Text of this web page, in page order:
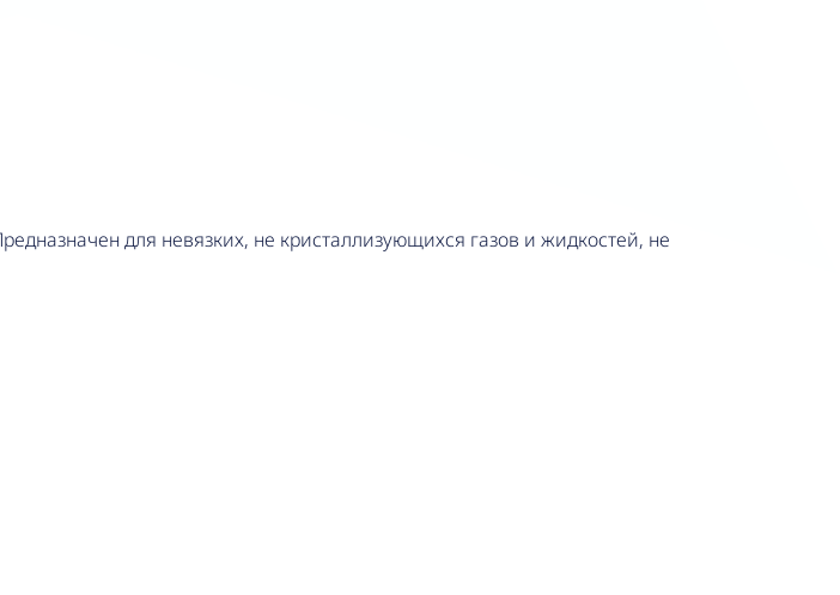
для невязких, не кристаллизующихся газов и жидкостей, не